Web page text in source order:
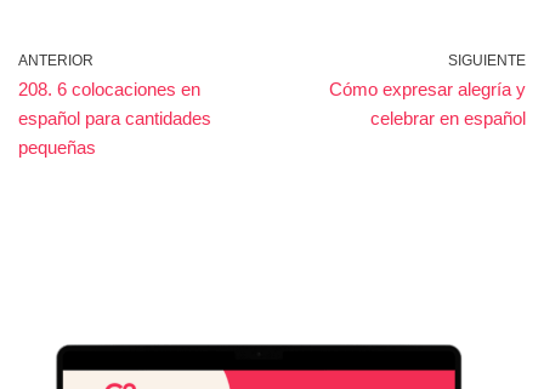
ANTERIOR
208. 6 colocaciones en
español para cantidades
pequeñas
SIGUIENTE
Cómo expresar alegría y
celebrar en español